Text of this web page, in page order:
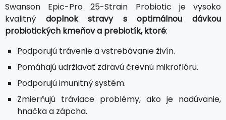
Swanson Epic-Pro 25-Strain Probiotic je vysoko
kvalitný doplnok stravy s optimálnou dávkou
probiotických kmeňov a prebiotík, ktoré:
Podporujú trávenie a vstrebávanie živín.
Pomáhajú udržiavať zdravú črevnú mikroflóru.
Podporujú imunitný systém.
Zmierňujú tráviace problémy, ako je nadúvanie,
hnačka a zápcha.